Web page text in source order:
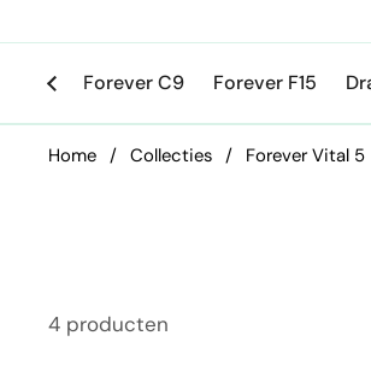
Forever C9 Forever F15
Home / Collecties / Forever Vital 5
4 producten